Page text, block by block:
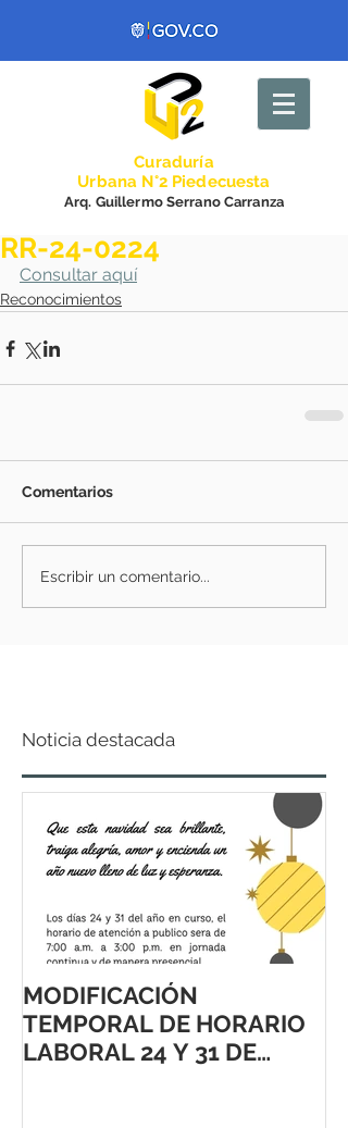
Curaduría
Urbana N°2 Piedecuesta
Arq. Guillermo Serrano Carranza
RR-24-0224
Consultar aquí
Reconocimientos
Comentarios
Escribir un comentario...
Noticia destacada
MODIFICACIÓN
TEMPORAL DE HORARIO
LABORAL 24 Y 31 DE